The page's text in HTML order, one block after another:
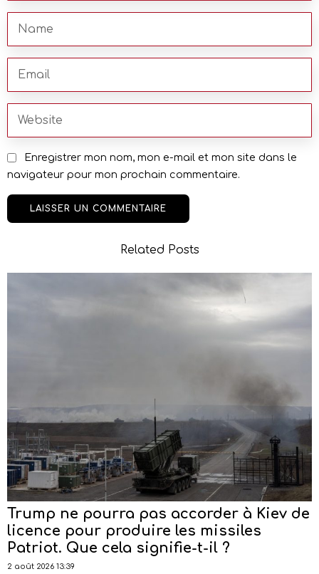
Enregistrer mon nom, mon e-mail et mon site dans le
navigateur pour mon prochain commentaire.
Related Posts
Trump ne pourra pas accorder à Kiev de
licence pour produire les missiles
Patriot. Que cela signifie-t-il ?
2 août 2026 13:39